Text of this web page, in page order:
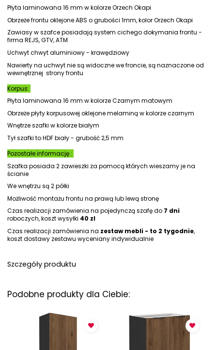
Płyta laminowana 16 mm w kolorze Orzech Okapi
Obrzeże frontu oklejone ABS o grubości 1mm, kolor Orzech Okapi
Zawiasy w szafce posiadają system cichego dokymania frontu -
firma REJS, GTV, ATM
Uchwyt chwyt aluminiowy - krawędziowy
Nawierty na uchwyt nie są widoczne we froncie, są naznaczone od
wewnętrznej strony frontu
Korpus:
Płyta laminowana 16 mm w kolorze Czarnym matowym
Obrzeże płyty korpusowej oklejone melaminą w kolorze czarnym
Wnętrze szafki w kolorze białym
Tył szafki to HDF biały - grubość 2,5 mm
Pozostałe informację :
Szafka posiada 2 zawieszki za pomocą których wieszamy je na
ścianie
We wnętrzu są 2 półki
Możliwość montażu frontu na prawą lub lewą stronę
Czas realizacji zamówienia na pojedynczą szafę do 7 dni
roboczych, koszt wysyłki 40 zl
Czas realizacji zamówienia na zestaw mebli - to 2 tygodnie,
koszt dostawy zestawu wyceniany indywidualnie
Szczegóły produktu